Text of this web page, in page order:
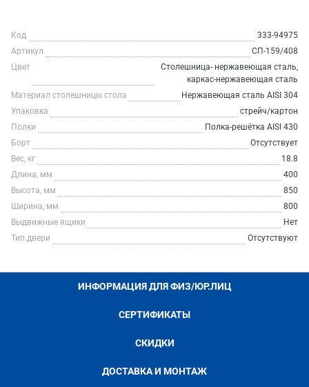
Код
333-94975
Артикул
СП-159/408
Цвет
Столешница- нержавеющая сталь,
каркас-нержавеющая сталь
Материал столешницы стола
Нержавеющая сталь AISI 304
Упаковка
стрейч/картон
Полки
Полка-решётка AISI 430
Борт
Отсутствует
Вес, кг
18.8
Длина, мм
400
Высота, мм
850
Ширина, мм
800
Выдвижные ящики
Нет
Тип двери
Отсутствуют
ИНФОРМАЦИЯ ДЛЯ ФИЗ/ЮР.ЛИЦ
СЕРТИФИКАТЫ
СКИДКИ
ДОСТАВКА И МОНТАЖ